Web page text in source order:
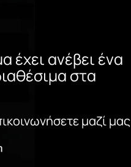
έχει ανέβει ένα
στα
μαζί μας